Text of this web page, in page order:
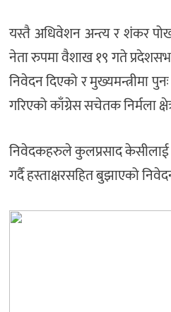
यस्तै अधिवेशन अन्त्य र शंकर
नेता रुपमा वैशाख १९ गते
निवेदन दिएको र मुख्यमन्त्रीमा
गरिएको काँग्रेस सचेतक निर्मला
निवेदकहरुले कुलप्रसाद केसीलाई
गर्दै हस्ताक्षरसहित बुझाएको